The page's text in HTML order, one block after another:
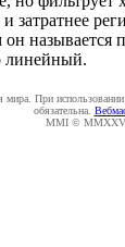
затратнее
называется
линейный.
мира. При использовании
обязательна.
MMI ©